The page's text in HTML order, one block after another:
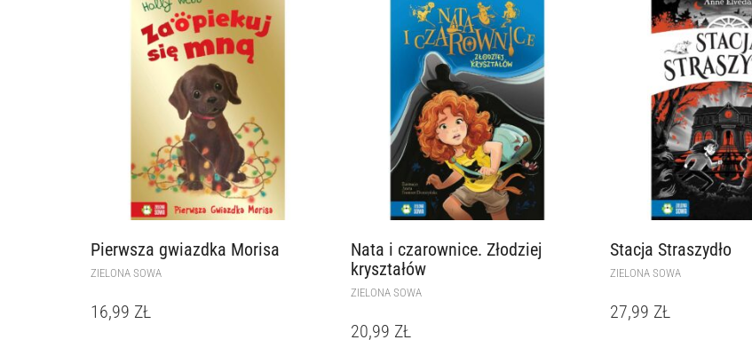
Pierwsza gwiazdka Morisa
ZIELONA SOWA
16,99 ZŁ
Nata i czarownice. Złodziej
kryształów
ZIELONA SOWA
20,99 ZŁ
Stacja Straszydło
ZIELONA SOWA
27,99 ZŁ